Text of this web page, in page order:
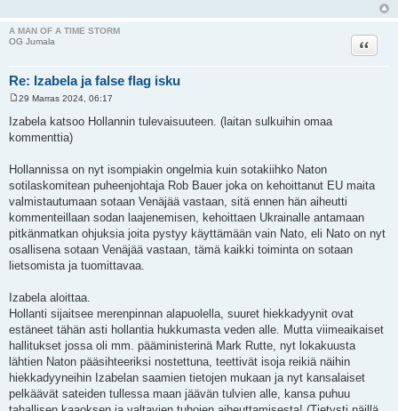
A MAN OF A TIME STORM
OG Jumala
Re: Izabela ja false flag isku
Lainaa
e
s
29 Marras 2024, 06:17
Izabela katsoo Hollannin tulevaisuuteen. (laitan sulkuihin omaa
kommenttia)
Hollannissa on nyt isompiakin ongelmia kuin sotakiihko Naton
sotilaskomitean puheenjohtaja Rob Bauer joka on kehoittanut EU maita
valmistautumaan sotaan Venäjää vastaan, sitä ennen hän aiheutti
kommenteillaan sodan laajenemisen, kehoittaen Ukrainalle antamaan
pitkänmatkan ohjuksia joita pystyy käyttämään vain Nato, eli Nato on nyt
osallisena sotaan Venäjää vastaan, tämä kaikki toiminta on sotaan
lietsomista ja tuomittavaa.
Izabela aloittaa.
Hollanti sijaitsee merenpinnan alapuolella, suuret hiekkadyynit ovat
estäneet tähän asti hollantia hukkumasta veden alle. Mutta viimeaikaiset
hallitukset jossa oli mm. pääministerinä Mark Rutte, nyt lokakuusta
lähtien Naton pääsihteeriksi nostettuna, teettivät isoja reikiä näihin
hiekkadyyneihin Izabelan saamien tietojen mukaan ja nyt kansalaiset
pelkäävät sateiden tullessa maan jäävän tulvien alle, kansa puhuu